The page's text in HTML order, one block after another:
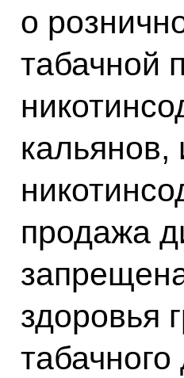
о
табачной
кальянов,
продажа
здоровья